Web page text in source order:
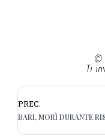
©
Ti
PREC.